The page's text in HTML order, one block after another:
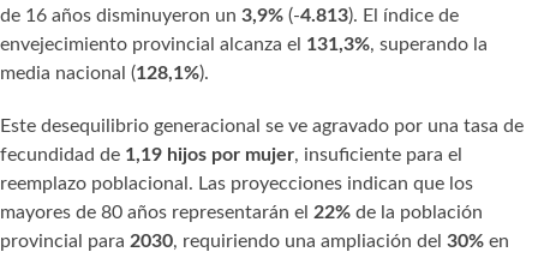
de 16 años disminuyeron un 3,9% (-4.813). El índice de
envejecimiento provincial alcanza el 131,3%, superando la
media nacional (128,1%).
Este desequilibrio generacional se ve agravado por una tasa de
fecundidad de 1,19 hijos por mujer, insuficiente para el
reemplazo poblacional. Las proyecciones indican que los
mayores de 80 años representarán el 22% de la población
provincial para 2030, requiriendo una ampliación del 30% en